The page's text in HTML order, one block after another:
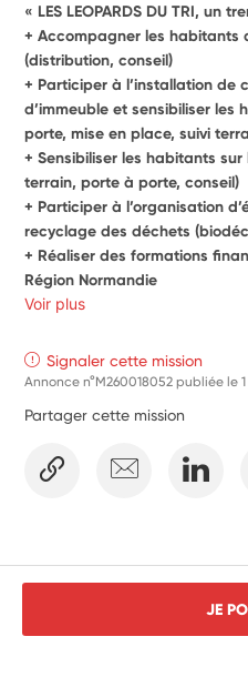
« LES LEOPARDS DU TRI, un
+ Accompagner les habitants
(distribution, conseil)
+ Participer à l’installation de
d’immeuble et sensibiliser
porte, mise en place, suivi
+ Sensibiliser les habitants
terrain, porte à porte, conseil)
+ Participer à l’organisation
recyclage des déchets
+ Réaliser des formations
Région Normandie
Voir plus
Signaler cette mission
Annonce n°M260018052 publiée le
Partager cette mission
JE